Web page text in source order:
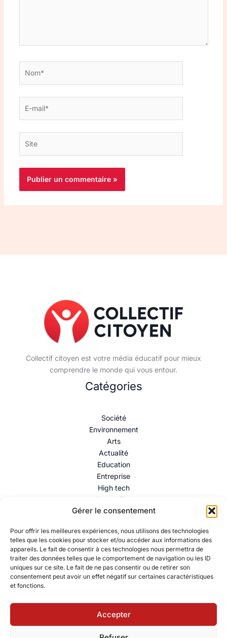
Gérer le consentement
Pour offrir les meilleures expériences, nous utilisons des technologies
telles que les cookies pour stocker et/ou accéder aux informations des
appareils. Le fait de consentir à ces technologies nous permettra de
traiter des données telles que le comportement de navigation ou les ID
uniques sur ce site. Le fait de ne pas consentir ou de retirer son
consentement peut avoir un effet négatif sur certaines caractéristiques
et fonctions.
Accepter
mail*
Collectif citoyen est votre média éducatif pour mieux
comprendre le monde qui vous entour.
Catégories
Société
Environnement
Arts
Actualité
Education
Entreprise
High tech
Immobilier
Mentions légales–Politique de confidentialité–Contact
© 2026 Collectif Citoyen – Ressources éducatives pour